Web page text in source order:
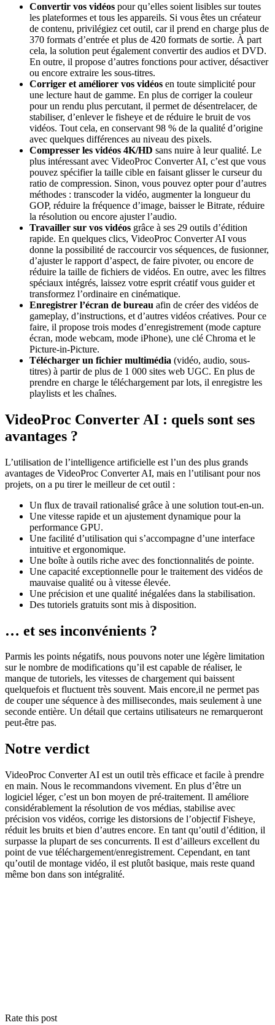
Convertir vos vidéos pour qu’elles soient lisibles sur toutes
les plateformes et tous les appareils. Si vous êtes un créateur
de contenu, privilégiez cet outil, car il prend en charge plus de
370 formats d’entrée et plus de 420 formats de sortie. À part
cela, la solution peut également convertir des audios et DVD.
En outre, il propose d’autres fonctions pour activer, désactiver
ou encore extraire les sous-titres.
Corriger et améliorer vos vidéos en toute simplicité pour
une lecture haut de gamme. En plus de corriger la couleur
pour un rendu plus percutant, il permet de désentrelacer, de
stabiliser, d’enlever le fisheye et de réduire le bruit de vos
vidéos. Tout cela, en conservant 98 % de la qualité d’origine
avec quelques différences au niveau des pixels.
Compresser les vidéos 4K/HD sans nuire à leur qualité. Le
plus intéressant avec VideoProc Converter AI, c’est que vous
pouvez spécifier la taille cible en faisant glisser le curseur du
ratio de compression. Sinon, vous pouvez opter pour d’autres
méthodes : transcoder la vidéo, augmenter la longueur du
GOP, réduire la fréquence d’image, baisser le Bitrate, réduire
la résolution ou encore ajuster l’audio.
Travailler sur vos vidéos grâce à ses 29 outils d’édition
rapide. En quelques clics, VideoProc Converter AI vous
donne la possibilité de raccourcir vos séquences, de fusionner,
d’ajuster le rapport d’aspect, de faire pivoter, ou encore de
réduire la taille de fichiers de vidéos. En outre, avec les filtres
spéciaux intégrés, laissez votre esprit créatif vous guider et
transformez l’ordinaire en cinématique.
Enregistrer l’écran de bureau afin de créer des vidéos de
gameplay, d’instructions, et d’autres vidéos créatives. Pour ce
faire, il propose trois modes d’enregistrement (mode capture
écran, mode webcam, mode iPhone), une clé Chroma et le
Picture-in-Picture.
Télécharger un fichier multimédia (vidéo, audio, sous-
titres) à partir de plus de 1 000 sites web UGC. En plus de
prendre en charge le téléchargement par lots, il enregistre les
playlists et les chaînes.
VideoProc Converter AI : quels sont ses
avantages ?
L’utilisation de l’intelligence artificielle est l’un des plus grands
avantages de VideoProc Converter AI, mais en l’utilisant pour nos
projets, on a pu tirer le meilleur de cet outil :
Un flux de travail rationalisé grâce à une solution tout-en-un.
Une vitesse rapide et un ajustement dynamique pour la
performance GPU.
Une facilité d’utilisation qui s’accompagne d’une interface
intuitive et ergonomique.
Une boîte à outils riche avec des fonctionnalités de pointe.
Une capacité exceptionnelle pour le traitement des vidéos de
mauvaise qualité ou à vitesse élevée.
Une précision et une qualité inégalées dans la stabilisation.
Des tutoriels gratuits sont mis à disposition.
… et ses inconvénients ?
Parmis les points négatifs, nous pouvons noter une légère limitation
sur le nombre de modifications qu’il est capable de réaliser, le
manque de tutoriels, les vitesses de chargement qui baissent
quelquefois et fluctuent très souvent. Mais encore,il ne permet pas
de couper une séquence à des millisecondes, mais seulement à une
seconde entière. Un détail que certains utilisateurs ne remarqueront
peut-être pas.
Notre verdict
VideoProc Converter AI est un outil très efficace et facile à prendre
en main. Nous le recommandons vivement. En plus d’être un
logiciel léger, c’est un bon moyen de pré-traitement. Il améliore
considérablement la résolution de vos médias, stabilise avec
précision vos vidéos, corrige les distorsions de l’objectif Fisheye,
réduit les bruits et bien d’autres encore. En tant qu’outil d’édition, il
surpasse la plupart de ses concurrents. Il est d’ailleurs excellent du
point de vue téléchargement/enregistrement. Cependant, en tant
qu’outil de montage vidéo, il est plutôt basique, mais reste quand
même bon dans son intégralité.
Rate this post